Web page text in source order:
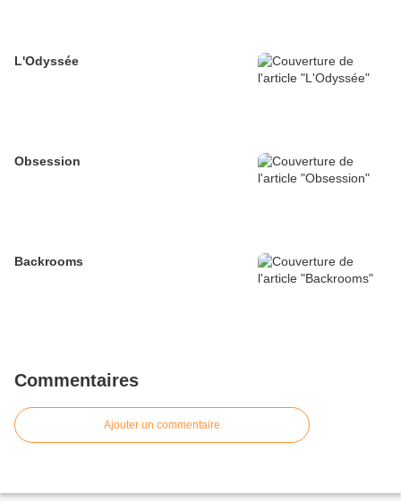
L'Odyssée
Obsession
Backrooms
Commentaires
Ajouter un commentaire